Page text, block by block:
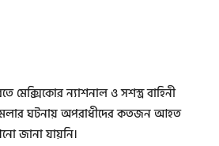
মেক্সিকোর ন্যাশনাল ও সশস্ত্র বাহিনী
ঘটনায় অপরাধীদের কতজন আহত
জানা যায়নি।